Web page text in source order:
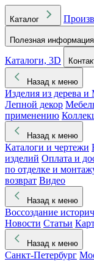
Каталог
Полезная информация
Каталоги, 3D
Назад к меню
Изделия из дерева
Лепной декор
применению
Назад к меню
Каталоги и чертежи
изделий Оплата и
по отделке и
возврат Видео
Назад к меню
Воссоздание
Новости Статьи
Назад к меню
Санкт-Петербург